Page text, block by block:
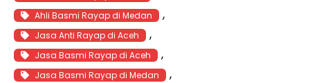
Ahli Basmi Rayap di Medan ,
Jasa Anti Rayap di Aceh ,
Jasa Basmi Rayap di Aceh ,
Jasa Basmi Rayap di Medan ,